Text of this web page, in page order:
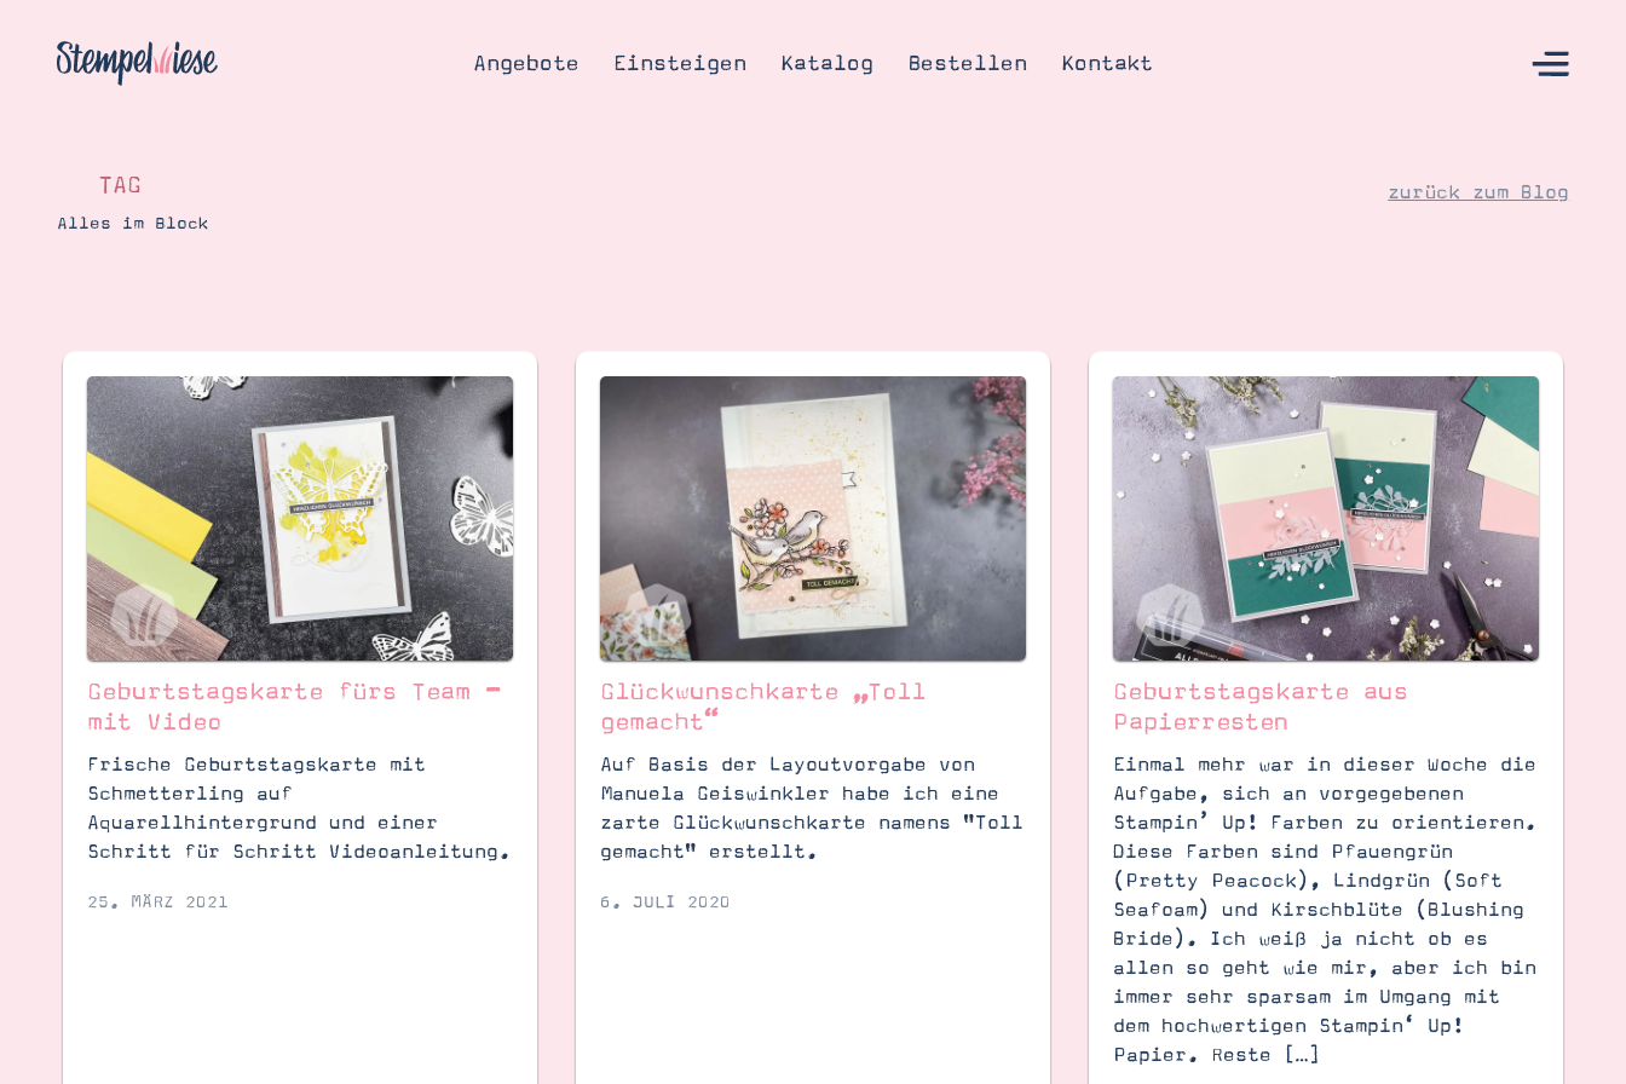
Angebote Einsteigen Katalog Bestellen Kontakt
Katalog
Bestellen
Kontakt
Blog
Gutscheine
Produkte erklärt
Über mich
Über Stampin’ Up!
SUCHE
TAG
Alles im Block
zurück zum Blog
Geburtstagskarte fürs Team –
mit Video
Frische Geburtstagskarte mit
Schmetterling auf
Aquarellhintergrund und einer
Schritt für Schritt Videoanleitung.
25. MÄRZ 2021
Glückwunschkarte „Toll
gemacht“
Auf Basis der Layoutvorgabe von
Manuela Geiswinkler habe ich eine
zarte Glückwunschkarte namens "Toll
gemacht" erstellt.
6. JULI 2020
Geburtstagskarte aus
Papierresten
Einmal mehr war in dieser Woche die
Aufgabe, sich an vorgegebenen
Stampin’ Up! Farben zu orientieren.
Diese Farben sind Pfauengrün
(Pretty Peacock), Lindgrün (Soft
Seafoam) und Kirschblüte (Blushing
Bride). Ich weiß ja nicht ob es
allen so geht wie mir, aber ich bin
immer sehr sparsam im Umgang mit
dem hochwertigen Stampin‘ Up!
Papier. Reste […]